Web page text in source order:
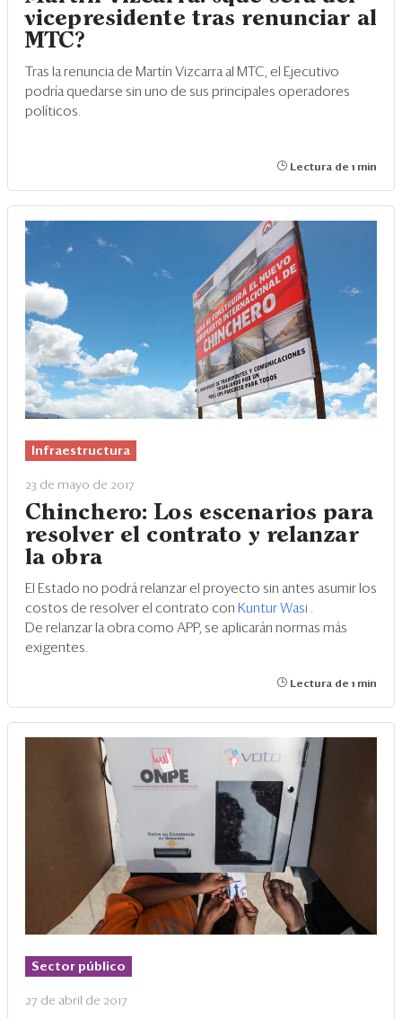
vicepresidente tras renunciar al
MTC?
Tras la renuncia de Martín Vizcarra al MTC, el Ejecutivo
podría quedarse sin uno de sus principales operadores
políticos.
Lectura de 1 min
Infraestructura
23 de mayo de 2017
Chinchero: Los escenarios para
resolver el contrato y relanzar
la obra
El Estado no podrá relanzar el proyecto sin antes asumir los
costos de resolver el contrato con Kuntur Wasi
De relanzar la obra como APP, se aplicarán normas más
exigentes.
Lectura de 1 min
Sector público
27 de abril de 2017